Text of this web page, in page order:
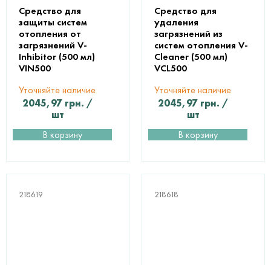
Средство для
защиты систем
отопления от
загрязнений V-
Inhibitor (500 мл)
VIN500
Уточняйте наличие
2045,97 грн. /
шт
В корзину
Средство для
удаления
загрязнений из
систем отопления V-
Cleaner (500 мл)
VCL500
Уточняйте наличие
2045,97 грн. /
шт
В корзину
218619 218618